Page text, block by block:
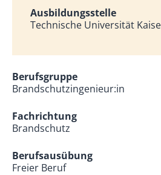
Ausbildungsstelle
Technische Universität
Berufsgruppe
Brandschutzingenieur:in
Fachrichtung
Brandschutz
Berufsausübung
Freier Beruf